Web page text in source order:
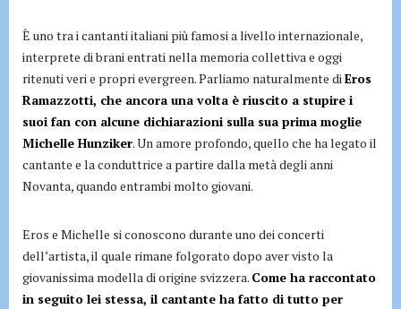
È uno tra i cantanti italiani più famosi a livello internazionale,
interprete di brani entrati nella memoria collettiva e oggi
ritenuti veri e propri evergreen. Parliamo naturalmente diEros
Ramazzotti, che ancora una volta è riuscito a stupire i
suoi fan con alcune dichiarazioni sulla sua prima moglie
Michelle Hunziker. Un amore profondo, quello che ha legato il
cantante e la conduttrice a partire dalla metà degli anni
Novanta, quando entrambi molto giovani.
Eros e Michelle si conoscono durante uno dei concerti
dell’artista, il quale rimane folgorato dopo aver visto la
giovanissima modella di origine svizzera. Come ha raccontato
in seguito lei stessa, il cantante ha fatto di tutto per